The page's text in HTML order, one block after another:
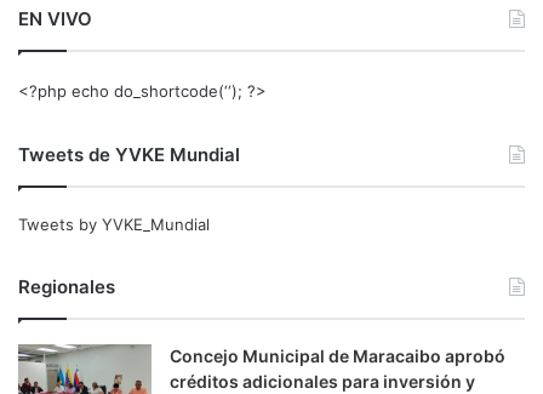
EN VIVO
<?php echo do_shortcode(‘‘); ?>
Tweets de YVKE Mundial
Tweets by YVKE_Mundial
Regionales
Concejo Municipal de Maracaibo aprobó
créditos adicionales para inversión y